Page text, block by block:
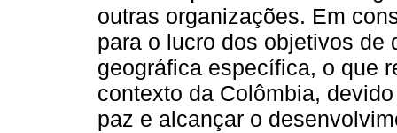
outras organizações. Em
para o lucro dos objetivos de
geográfica específica, o que
contexto da Colômbia,
paz e alcançar o